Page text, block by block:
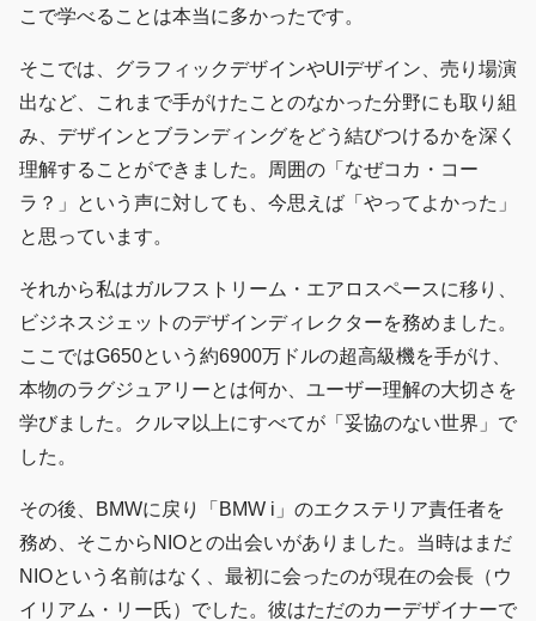
こで学べることは本当に多かったです。
そこでは、グラフィックデザインやUIデザイン、売り場演
出など、これまで手がけたことのなかった分野にも取り組
み、デザインとブランディングをどう結びつけるかを深く
理解することができました。周囲の「なぜコカ・コー
ラ？」という声に対しても、今思えば「やってよかった」
と思っています。
それから私はガルフストリーム・エアロスペースに移り、
ビジネスジェットのデザインディレクターを務めました。
ここではG650という約6900万ドルの超高級機を手がけ、
本物のラグジュアリーとは何か、ユーザー理解の大切さを
学びました。クルマ以上にすべてが「妥協のない世界」で
した。
その後、BMWに戻り「BMW i」のエクステリア責任者を
務め、そこからNIOとの出会いがありました。当時はまだ
NIOという名前はなく、最初に会ったのが現在の会長（ウ
イリアム・リー氏）でした。彼はただのカーデザイナーで